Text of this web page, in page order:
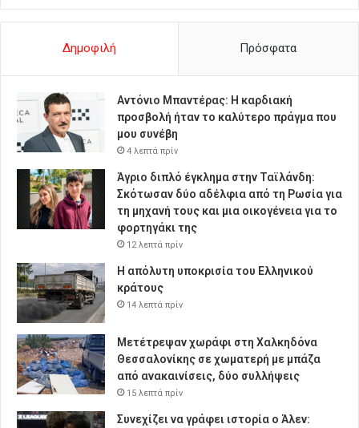
Δημοφιλή Πρόσφατα
Αντόνιο Μπαντέρας: Η καρδιακή
προσβολή ήταν το καλύτερο πράγμα που
μου συνέβη
4 λεπτά πρίν
Άγριο διπλό έγκλημα στην Ταϊλάνδη:
Σκότωσαν δύο αδέλφια από τη Ρωσία για
τη μηχανή τους και μια οικογένεια για το
φορτηγάκι της
12 λεπτά πρίν
Η απόλυτη υποκρισία του Ελληνικού
κράτους
14 λεπτά πρίν
Μετέτρεψαν χωράφι στη Χαλκηδόνα
Θεσσαλονίκης σε χωματερή με μπάζα
από ανακαινίσεις, δύο συλλήψεις
15 λεπτά πρίν
Συνεχίζει να γράφει ιστορία ο Άλεν: